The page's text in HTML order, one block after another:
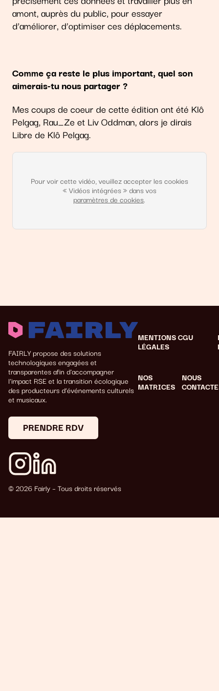
amont, auprès du public, pour essayer
d’améliorer, d’optimiser ces déplacements.
Comme ça reste le plus important, quel son
aimerais-tu nous partager ?
Mes coups de coeur de cette édition ont été Klô
Pelgag, Rau_Ze et Liv Oddman, alors je dirais
Libre de Klô Pelgag.
Pour voir cette vidéo, veuillez accepter les cookies
« Vidéos intégrées » dans vos
paramètres de cookies.
FAIRLY propose des solutions
technologiques engagées et
transparentes afin d'accompagner
l’impact RSE et la transition écologique
des producteurs d’événements culturels
et musicaux.
PRENDRE RDV
© 2026 Fairly – Tous droits réservés
MENTIONS
LÉGALES
CGU
NOS
MATRICES
NOUS